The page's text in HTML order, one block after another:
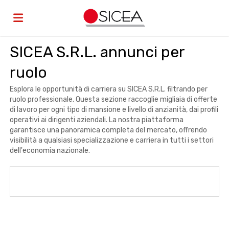
Home
Offerte
di
Carica
CV
Lingua
SICEA S.R.L. annunci per
ruolo
Esplora le opportunità di carriera su SICEA S.R.L. filtrando per
ruolo professionale. Questa sezione raccoglie migliaia di offerte
di lavoro per ogni tipo di mansione e livello di anzianità, dai profili
operativi ai dirigenti aziendali. La nostra piattaforma
garantisce una panoramica completa del mercato, offrendo
visibilità a qualsiasi specializzazione e carriera in tutti i settori
dell'economia nazionale.